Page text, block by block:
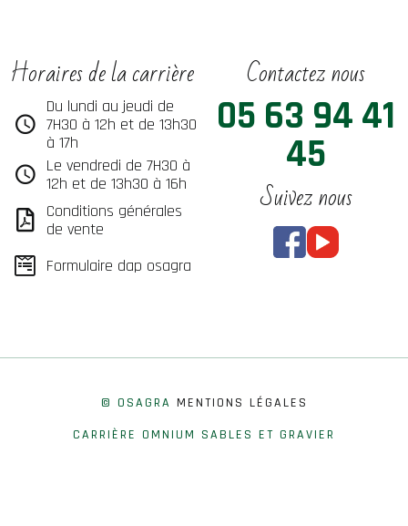
Horaires de la carrière
Du lundi au jeudi de
7H30 à 12h et de 13h30
à 17h
Le vendredi de 7H30 à
12h et de 13h30 à 16h
Conditions générales
de vente
Formulaire dap osagra
Contactez nous
05 63 94 41
45
Suivez nous
© OSAGRA MENTIONS LÉGALES
CARRIÈRE OMNIUM SABLES ET GRAVIER